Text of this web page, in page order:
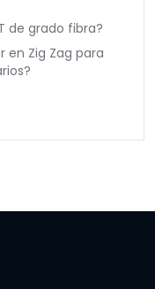
de grado fibra?
en Zig Zag para